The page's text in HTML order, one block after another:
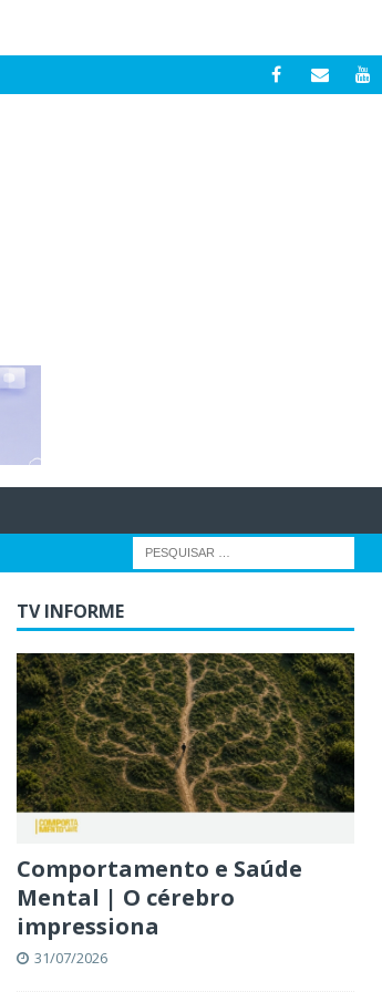
TV INFORME
Comportamento e Saúde
Mental | O cérebro
impressiona
31/07/2026